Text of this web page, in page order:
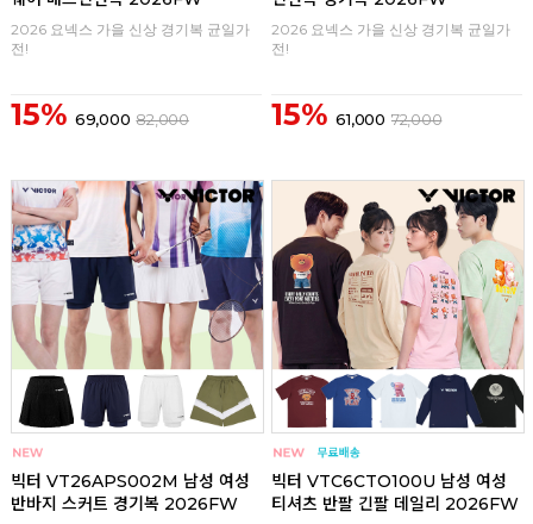
2026 요넥스 가을 신상 경기복 균일가
전!
15% 69,000 82,000
2026 요넥스 가을 신상 경기복 균일가
전!
15% 61,000 72,000
빅터 VT26APS002M 남성 여성
반바지 스커트 경기복 2026FW
빅터 VTC6CTO100U 남성 여성
티셔츠 반팔 긴팔 데일리 2026FW